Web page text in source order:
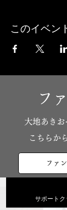
このイベン
フ
大地あき
こちらか
ファ
大地あきおオ
サポート